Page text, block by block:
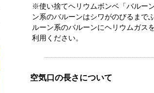
※使い捨てヘリウムボンベ「バルー
ン系のバルーンはシワがのびるまで
ルーン系のバルーンにヘリウムガス
利用ください。
空気口の長さについて